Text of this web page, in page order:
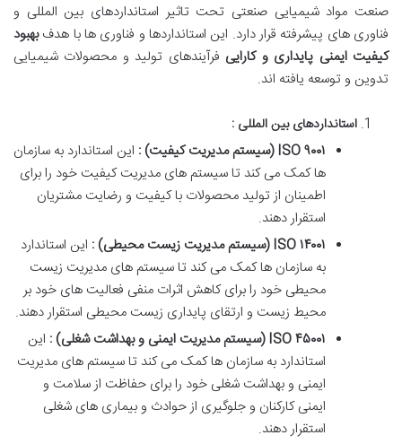
صنعت مواد شیمیایی صنعتی تحت تاثیر استانداردهای بین المللی و
فناوری های پیشرفته قرار دارد. این استانداردها و فناوری ها با هدفبهبود
کیفیت ایمنی پایداری و کارایی فرآیندهای تولید و محصولات شیمیایی
تدوین و توسعه یافته اند.
استانداردهای بین المللی :
ISO۹۰۰۱ (سیستم مدیریت کیفیت)
: این استاندارد به سازمان
ها کمک می کند تا سیستم های مدیریت کیفیت خود را برای
اطمینان از تولید محصولات با کیفیت و رضایت مشتریان
استقرار دهند.
ISO۱۴۰۰۱ (سیستم مدیریت زیست محیطی)
: این استاندارد
به سازمان ها کمک می کند تا سیستم های مدیریت زیست
محیطی خود را برای کاهش اثرات منفی فعالیت های خود بر
محیط زیست و ارتقای پایداری زیست محیطی استقرار دهند.
ISO۴۵۰۰۱ (سیستم مدیریت ایمنی و بهداشت شغلی)
: این
استاندارد به سازمان ها کمک می کند تا سیستم های مدیریت
ایمنی و بهداشت شغلی خود را برای حفاظت از سلامت و
ایمنی کارکنان و جلوگیری از حوادث و بیماری های شغلی
استقرار دهند.